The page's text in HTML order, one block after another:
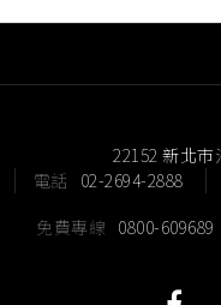
22152 新北
電話 02-2694-2888
免費專線 0800-609689